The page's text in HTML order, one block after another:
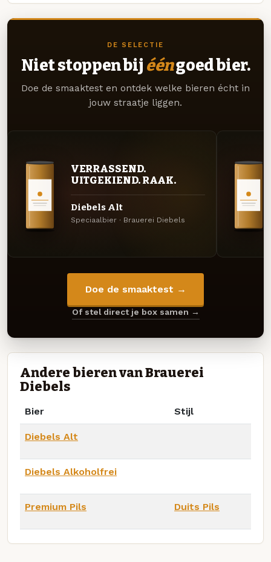
DE SELECTIE
Niet stoppen bij ééngoed bier.
Doe de smaaktest en ontdek welke bieren écht in
jouw straatje liggen.
VERRASSEND.
UITGEKIEND. RAAK.
Diebels Alt
Speciaalbier · Brauerei Diebels
Doe de smaaktest →
Of stel direct je box samen →
Andere bieren van Brauerei
Diebels
Bier Stijl
Diebels Alt
Diebels Alkoholfrei
Premium Pils Duits Pils